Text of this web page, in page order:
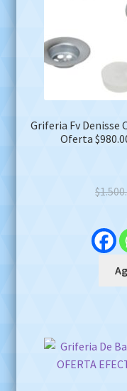
Griferia Fv Denisse
Oferta
$